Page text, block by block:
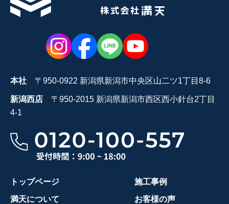
本社 〒950-0922 新潟県新潟市中央区山二ツ1丁目8-6
新潟西店 〒950-2015 新潟県新潟市西区西小針台2丁目
4-1
トップページ
満天について
施工事例
お客様の声